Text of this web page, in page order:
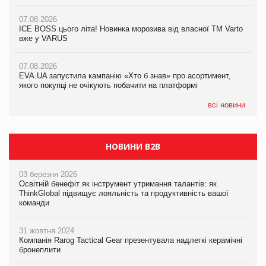
07.08.2026
ICE BOSS цього літа! Новинка морозива від власної ТМ Varto
вже у VARUS
07.08.2026
EVA.UA запустила кампанію «Хто б знав» про асортимент,
якого покупці не очікують побачити на платформі
всі новини
07.08.2026
ICE BOSS цього літа! Новинка морозива від власної ТМ Varto
вже у VARUS
07.08.2026
EVA.UA запустила кампанію «Хто б знав» про асортимент,
якого покупці не очікують побачити на платформі
Продажі Hugo Boss впали на 9%
НОВИНИ B2B
03 березня 2026
Освітній бенефіт як інструмент утримання талантів: як
ThinkGlobal підвищує лояльність та продуктивність вашої
команди
31 жовтня 2024
Компанія Rarog Tactical Gear презентувала надлегкі керамічні
бронеплити